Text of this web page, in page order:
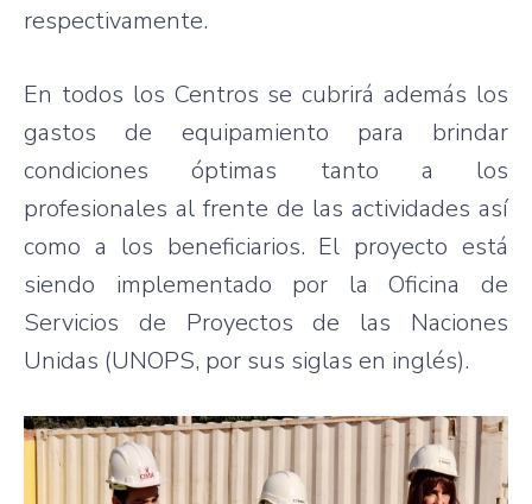
respectivamente.
En todos los Centros se cubrirá además los
gastos de equipamiento para brindar
condiciones óptimas tanto a los
profesionales al frente de las actividades así
como a los beneficiarios. El proyecto está
siendo implementado por la Oficina de
Servicios de Proyectos de las Naciones
Unidas (UNOPS, por sus siglas en inglés).